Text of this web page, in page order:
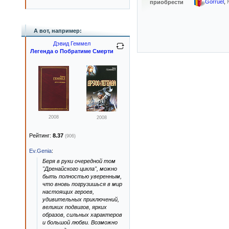
приобрести
Gorruel ,
А вот, например:
Дэвид Геммел
Легенда о Побратиме Смерти
2008 2008
Рейтинг: 8.37 (906)
Ev.Genia:
Беря в руки очередной том
"Дренайского цикла", можно
быть полностью уверенным,
что вновь погрузишься в мир
настоящих героев,
удивительных приключений,
великих подвигов, ярких
образов, сильных характеров
и большой любви. Возможно